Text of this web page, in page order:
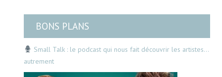
BONS PLANS
Small Talk : le podcast qui nous fait découvrir les artistes…
autrement